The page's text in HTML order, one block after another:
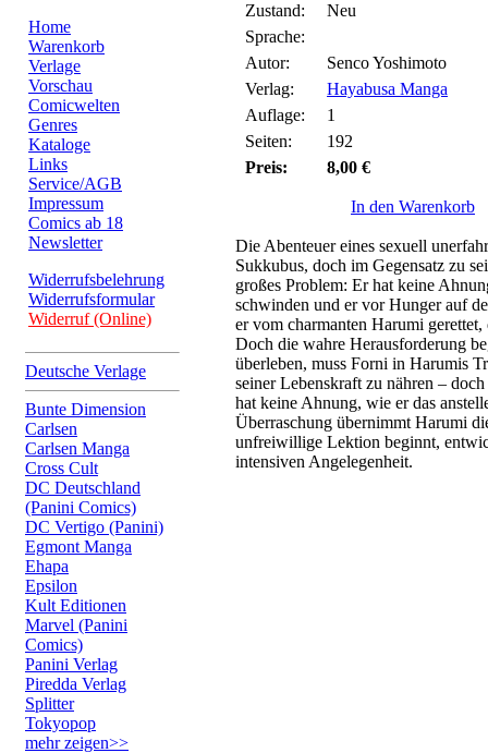
Home
Warenkorb
Verlage
Vorschau
Comicwelten
Genres
Kataloge
Links
Service/AGB
Impressum
Comics ab 18
Newsletter
Widerrufsbelehrung
Widerrufsformular
Widerruf (Online)
Deutsche Verlage
Bunte Dimension
Carlsen
Carlsen Manga
Cross Cult
DC Deutschland
(Panini Comics)
DC Vertigo (Panini)
Egmont Manga
Ehapa
Epsilon
Kult Editionen
Marvel (Panini
Comics)
Panini Verlag
Piredda Verlag
Splitter
Tokyopop
mehr zeigen>>
Zustand:
Neu
Sprache:
Autor:
Senco Yoshimoto
Verlag:
Hayabusa Manga
Auflage:
1
Seiten:
192
Preis:
8,00 €
In den Warenkorb
Die Abenteuer eines sexuell
Sukkubus, doch im Gegensatz zu
großes Problem: Er hat keine
schwinden und er vor Hunger auf
er vom charmanten Harumi
Doch die wahre Herausforderung
überleben, muss Forni in Harumis
seiner Lebenskraft zu nähren –
hat keine Ahnung, wie er das
Überraschung übernimmt Harumi
unfreiwillige Lektion beginnt,
intensiven Angelegenheit.